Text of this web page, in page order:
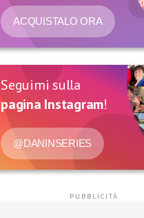
ACQUISTALO ORA
Seguimi sulla
pagina Instagram!
@DANINSERIES